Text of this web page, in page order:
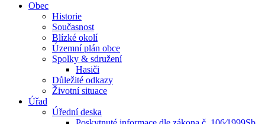
Obec
Historie
Současnost
Blízké okolí
Územní plán obce
Spolky & sdružení
Hasiči
Důležité odkazy
Životní situace
Úřad
Úřední deska